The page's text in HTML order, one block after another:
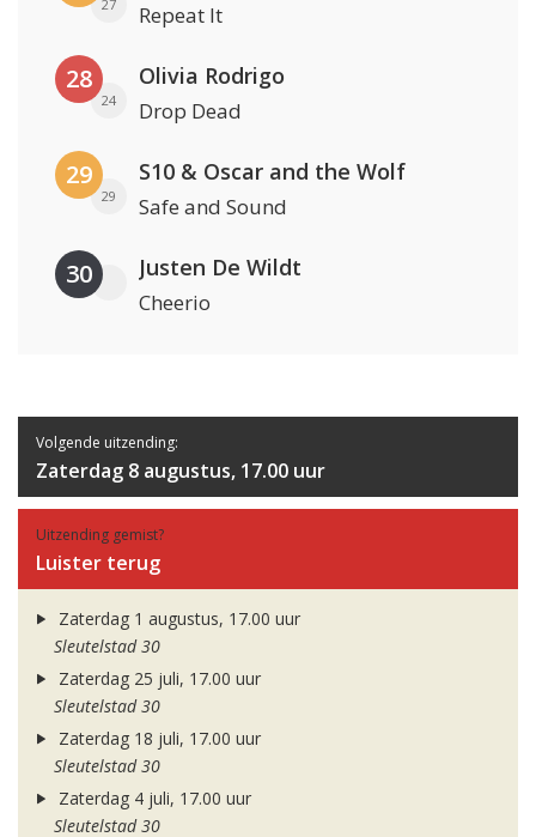
27 Repeat It
28
24
Olivia Rodrigo
Drop Dead
29
29
S10 & Oscar and the Wolf
Safe and Sound
30 Justen De Wildt
Cheerio
Volgende uitzending:
Zaterdag 8 augustus, 17.00 uur
Uitzending gemist?
Luister terug
Zaterdag 1 augustus, 17.00 uur
Sleutelstad 30
Zaterdag 25 juli, 17.00 uur
Sleutelstad 30
Zaterdag 18 juli, 17.00 uur
Sleutelstad 30
Zaterdag 4 juli, 17.00 uur
Sleutelstad 30